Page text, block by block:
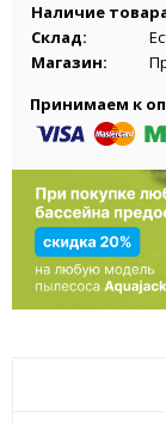
Наличие
Склад:
Магазин:
Принимаем к